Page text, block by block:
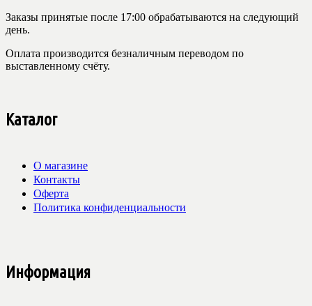
Заказы принятые после 17:00 обрабатываются на следующий
день.
Оплата производится безналичным переводом по
выставленному счёту.
Каталог
О магазине
Контакты
Оферта
Политика конфиденциальности
Информация